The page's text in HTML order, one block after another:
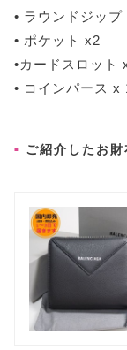
• ラウンドジップ
• ポケット x2
•カードスロット
• コインパース x
ご紹介したお財